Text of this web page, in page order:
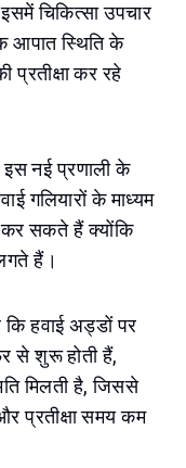
चिकित्सा उपचार
आपात स्थिति के
कर रहे
नई प्रणाली के
गलियारों के माध्यम
कर सकते हैं क्योंकि
हैं।
हवाई अड्डों पर
से शुरू होती हैं,
मिलती है, जिससे
प्रतीक्षा समय कम